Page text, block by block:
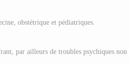
obstétrique et pédiatriques.
par ailleurs de troubles psychiques non